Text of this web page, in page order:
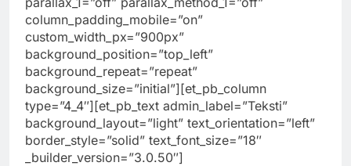
column_padding_mobile=”on”
custom_width_px=”900px”
background_position=”top_left”
background_repeat=”repeat”
background_size=”initial”][et_pb_column
type=”4_4″][et_pb_text admin_label=”Teksti”
background_layout=”light” text_orientation=”left”
border_style=”solid” text_font_size=”18″
_builder_version=”3.0.50″]